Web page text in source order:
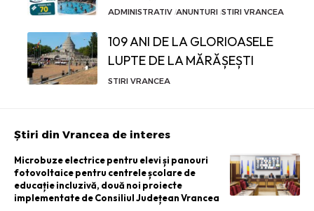
ADMINISTRATIV ANUNTURI STIRI VRANCEA
109 ANI DE LA GLORIOASELE
LUPTE DE LA MĂRĂȘEȘTI
STIRI VRANCEA
Știri din Vrancea de interes
Microbuze electrice pentru elevi și panouri
fotovoltaice pentru centrele școlare de
educație incluzivă, două noi proiecte
implementate de Consiliul Județean Vrancea